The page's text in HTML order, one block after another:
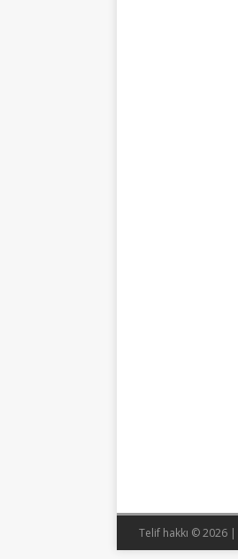
Telif hakkı © 2026 |